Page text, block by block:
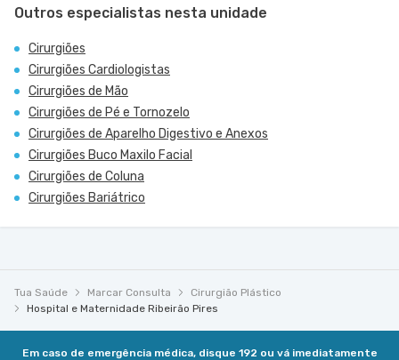
Outros especialistas nesta unidade
Cirurgiões
Cirurgiões Cardiologistas
Cirurgiões de Mão
Cirurgiões de Pé e Tornozelo
Cirurgiões de Aparelho Digestivo e Anexos
Cirurgiões Buco Maxilo Facial
Cirurgiões de Coluna
Cirurgiões Bariátrico
Tua Saúde Marcar Consulta
Cirurgião Plástico
Hospital e Maternidade Ribeirão Pires
Em caso de emergência médica, disque 192 ou vá imediatamente